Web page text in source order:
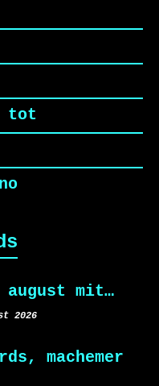
tot
august mit…
2026
machemer